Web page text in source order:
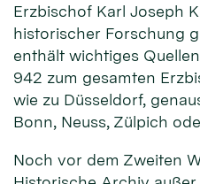
Erzbischof Karl Joseph
historischer Forschung
enthält wichtiges
942 zum gesamten
wie zu Düsseldorf,
Bonn, Neuss, Zülpich
Noch vor dem Zweiten